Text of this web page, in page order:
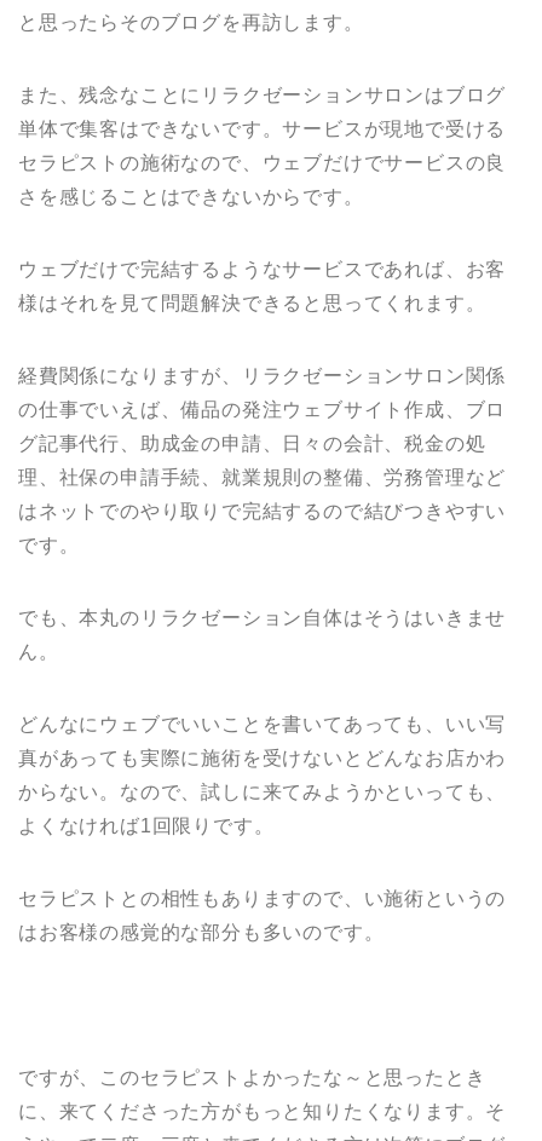
と思ったらそのブログを再訪します。
また、残念なことにリラクゼーションサロンはブログ
単体で集客はできないです。サービスが現地で受ける
セラピストの施術なので、ウェブだけでサービスの良
さを感じることはできないからです。
ウェブだけで完結するようなサービスであれば、お客
様はそれを見て問題解決できると思ってくれます。
経費関係になりますが、リラクゼーションサロン関係
の仕事でいえば、備品の発注ウェブサイト作成、ブロ
グ記事代行、助成金の申請、日々の会計、税金の処
理、社保の申請手続、就業規則の整備、労務管理など
はネットでのやり取りで完結するので結びつきやすい
です。
でも、本丸のリラクゼーション自体はそうはいきませ
ん。
どんなにウェブでいいことを書いてあっても、いい写
真があっても実際に施術を受けないとどんなお店かわ
からない。なので、試しに来てみようかといっても、
よくなければ1回限りです。
セラピストとの相性もありますので、い施術というの
はお客様の感覚的な部分も多いのです。
ですが、このセラピストよかったな～と思ったとき
に、来てくださった方がもっと知りたくなります。そ